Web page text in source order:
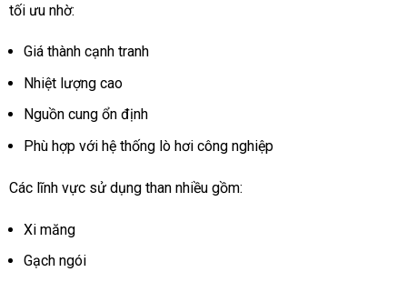
tối ưu nhờ:
Giá thành cạnh tranh
Nhiệt lượng cao
Nguồn cung ổn định
Phù hợp với hệ thống lò hơi công nghiệp
Các lĩnh vực sử dụng than nhiều gồm:
Xi măng
Gạch ngói